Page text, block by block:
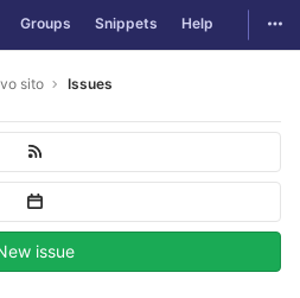
Groups Snippets Help
sito Issues
issue